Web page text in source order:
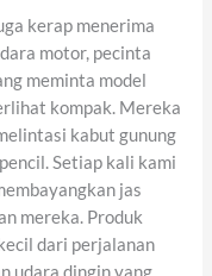
kerap menerima
motor, pecinta
meminta model
kompak. Mereka
kabut gunung
Setiap kali kami
jas
mereka. Produk
dari perjalanan
udara dingin yang